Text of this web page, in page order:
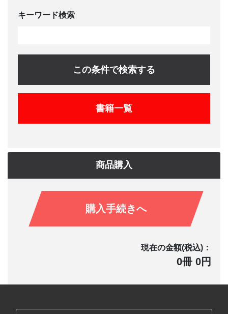
キーワード検索
この条件で検索する
書籍一覧
商品購入
購入手続きへ
現在の金額(税込)：
0冊 0円